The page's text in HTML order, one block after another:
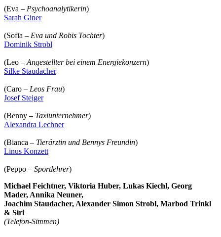
(Eva – Psychoanalytikerin)
Sarah Giner
(Sofia – Eva und Robis Tochter)
Dominik Strobl
(Leo – Angestellter bei einem Energiekonzern)
Silke Staudacher
(Caro – Leos Frau)
Josef Steiger
(Benny – Taxiunternehmer)
Alexandra Lechner
(Bianca – Tierärztin und Bennys Freundin)
Linus Konzett
(Peppo – Sportlehrer)
Michael Feichtner, Viktoria Huber, Lukas Kiechl, Georg
Mader, Annika Neuner,
Joachim Staudacher, Alexander Simon Strobl, Marbod Trinkl
& Siri
(Telefon-Simmen)